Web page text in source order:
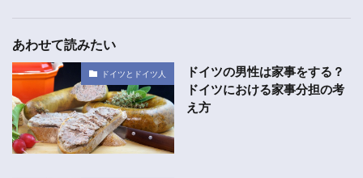
あわせて読みたい
ドイツとドイツ人
ドイツの男性は家事をする？
ドイツにおける家事分担の考
え方